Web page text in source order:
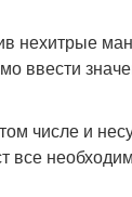
нехитрые
ввести
числе и
все